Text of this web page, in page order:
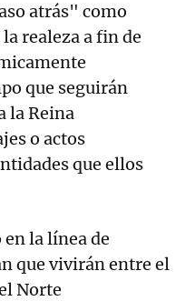
atrás" como
realeza a fin de
que seguirán
la Reina
o actos
que ellos
la línea de
que vivirán entre el
Norte